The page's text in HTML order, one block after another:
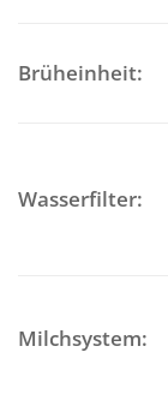
Brüheinheit:
Wasserfilter:
Milchsystem: